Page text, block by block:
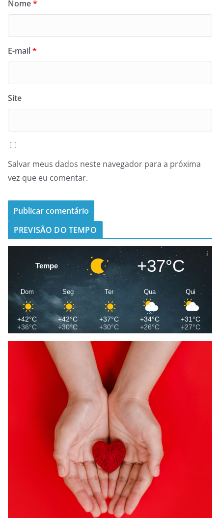
Nome*
E-mail*
Site
Salvar meus dados neste navegador para a próxima
vez que eu comentar.
PREVISÃO DO TEMPO
Tempe +37°C
Dom
+42°C
+36°C
Seg
+42°C
+30°C
Ter
+37°C
+30°C
Qua
+34°C
+26°C
Qui
+31°C
+27°C